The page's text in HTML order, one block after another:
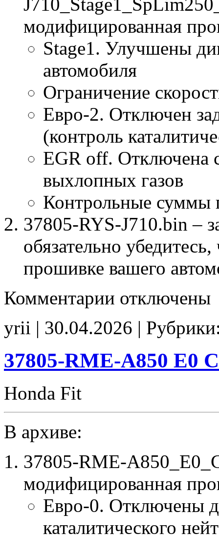
модифицированная
Stage1. Улучшены
автомобиля
Ограничение
Евро-2. Отключен
(контроль
EGR off. Отключена
выхлопных газов
Контрольные суммы
37805-RYS-J710.bin –
обязательно
прошивке вашего
Комментарии записи
J710
Stage1
E2(EGR_off)
CHK(ok)
отключены
yrii | 30.04.2026 |
37805-RME-A850 E0
Honda Fit
В архиве:
37805-RME-
модифицированная
Евро-0. Отключены
каталитического